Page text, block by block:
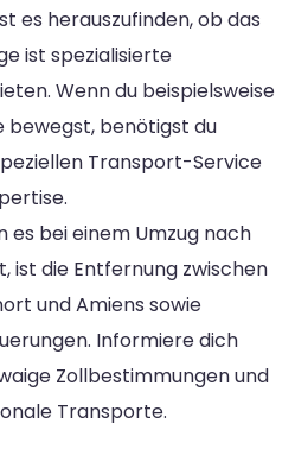
es herauszufinden, ob das
ist spezialisierte
Wenn du beispielsweise
bewegst, benötigst du
Transport-Service
es bei einem Umzug nach
ist die Entfernung zwischen
und Amiens sowie
Informiere dich
Zollbestimmungen und
Transporte.